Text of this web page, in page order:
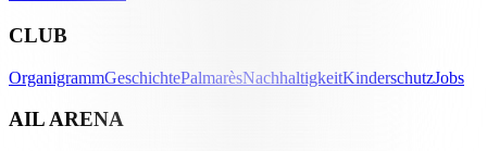
CLUB
OrganigrammGeschichtePalmarèsNachhaltigkeitKinderschutzJobs
AIL ARENA